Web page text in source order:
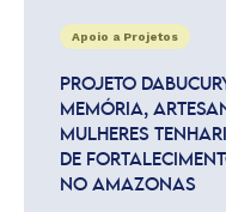
Apoio a Projetos
PROJETO
MEMÓRIA,
MULHERES
DE
NO AMAZONAS